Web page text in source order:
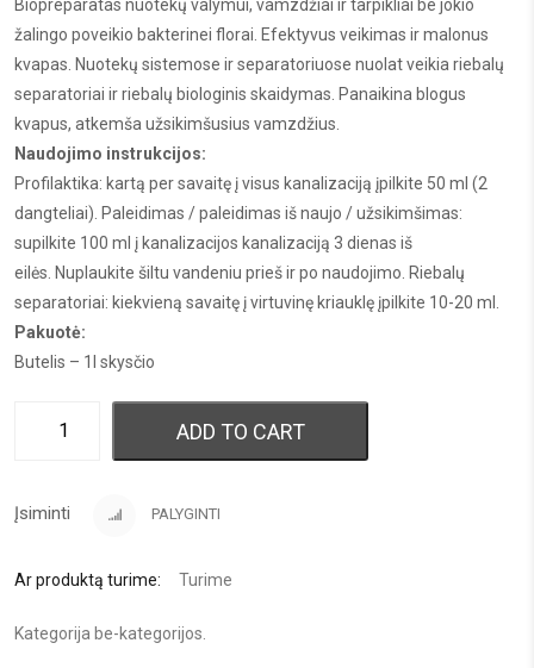
Biopreparatas nuotekų valymui, vamzdžiai ir tarpikliai be jokio
žalingo poveikio bakterinei florai. Efektyvus veikimas ir malonus
kvapas. Nuotekų sistemose ir separatoriuose nuolat veikia riebalų
separatoriai ir riebalų biologinis skaidymas. Panaikina blogus
kvapus, atkemša užsikimšusius vamzdžius.
Naudojimo instrukcijos:
Profilaktika: kartą per savaitę į visus kanalizaciją įpilkite 50 ml (2
dangteliai). Paleidimas / paleidimas iš naujo / užsikimšimas:
supilkite 100 ml į kanalizacijos kanalizaciją 3 dienas iš
eilės. Nuplaukite šiltu vandeniu prieš ir po naudojimo. Riebalų
separatoriai: kiekvieną savaitę į virtuvinę kriauklę įpilkite 10-20 ml.
Pakuotė:
Butelis – 1l skysčio
ADD TO CART
Įsiminti PALYGINTI
Ar produktą turime: Turime
Kategorija be-kategorijos